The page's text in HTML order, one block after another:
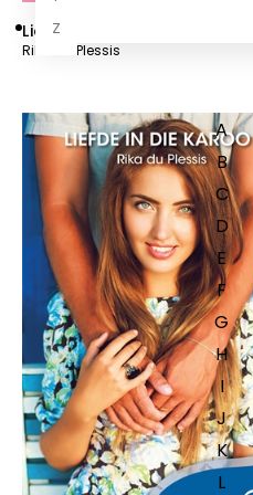
Z
A
B
C
D
E
F
G
H
I
J
K
L
Liefde in letters
Rika du Plessis